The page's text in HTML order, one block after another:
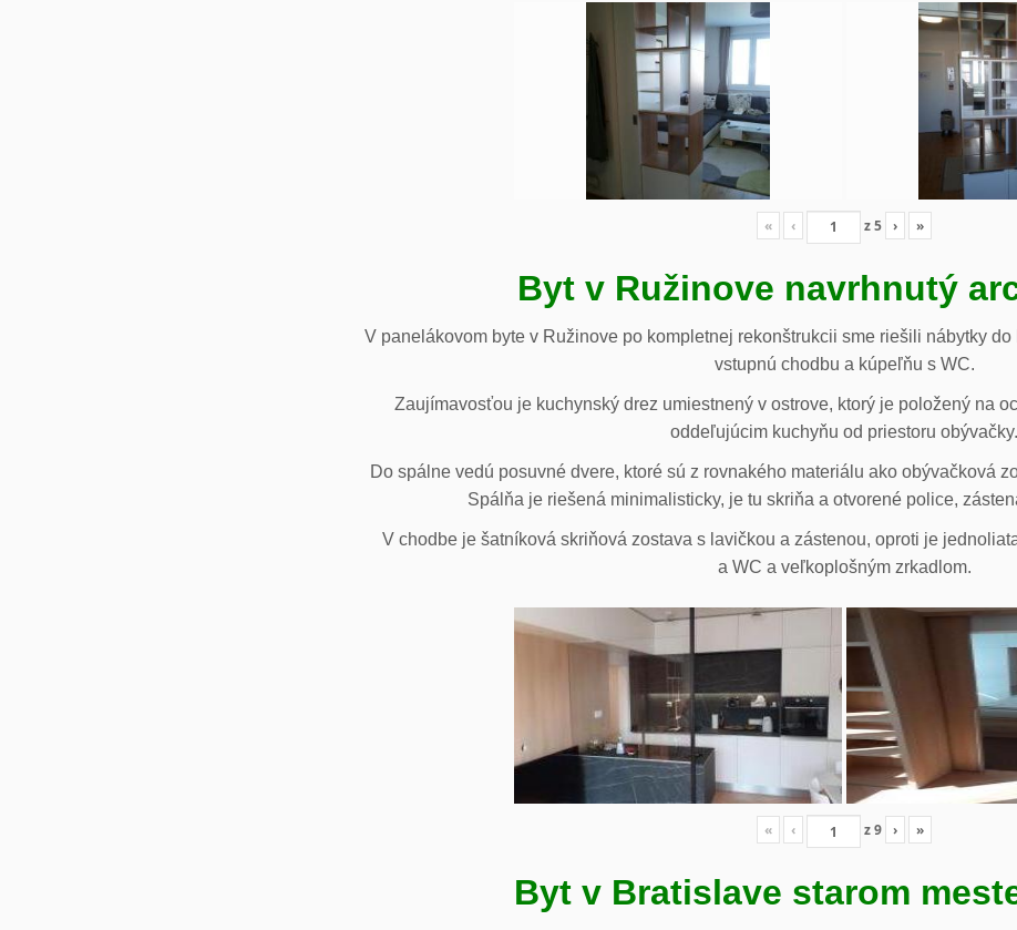
« ‹ z5 › »
Byt v Ružinove navrhnutý
V panelákovom byte v Ružinove po kompletnej rekonštrukcii sme riešili nábytky
vstupnú chodbu a kúpeľňu s WC.
Zaujímavosťou je kuchynský drez umiestnený v ostrove, ktorý je položený na
oddeľujúcim kuchyňu od priestoru obývačky.
Do spálne vedú posuvné dvere, ktoré sú z rovnakého materiálu ako obývačková
Spálňa je riešená minimalisticky, je tu skriňa a otvorené police,
V chodbe je šatníková skriňová zostava s lavičkou a zástenou, oproti je
a WC a veľkoplošným zrkadlom.
« ‹ z9 › »
Byt v Bratislave starom